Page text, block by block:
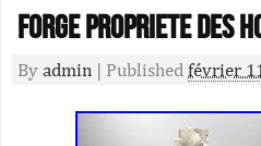
FORGE PROPRIETE des
By admin | Published février